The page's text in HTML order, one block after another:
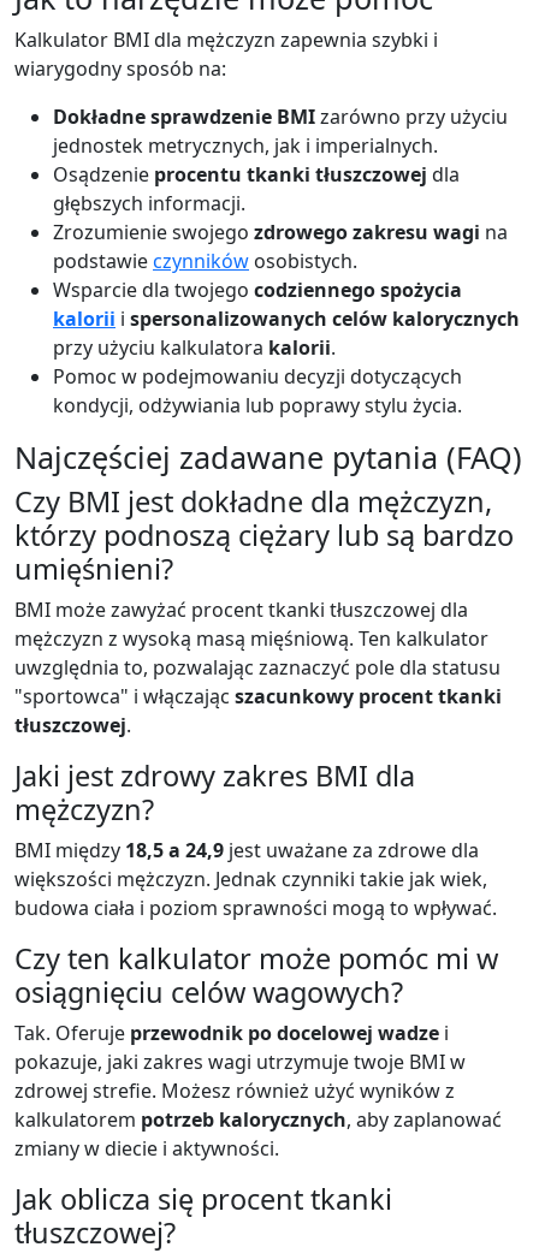
Kalkulator BMI dla mężczyzn zapewnia szybki i
wiarygodny sposób na:
Dokładne sprawdzenie BMIzarówno przy użyciu
jednostek metrycznych, jak i imperialnych.
Osądzenie procentu tkanki tłuszczowej dla
głębszych informacji.
Zrozumienie swojego zdrowego zakresu wagi na
podstawieczynników osobistych.
Wsparcie dla twojego codziennego spożycia
kalorii i spersonalizowanych celów kalorycznych
przy użyciu kalkulatora kalorii.
Pomoc w podejmowaniu decyzji dotyczących
kondycji, odżywiania lub poprawy stylu życia.
Najczęściej zadawane pytania (FAQ)
Czy BMI jest dokładne dla mężczyzn,
którzy podnoszą ciężary lub są bardzo
umięśnieni?
BMI może zawyżać procent tkanki tłuszczowej dla
mężczyzn z wysoką masą mięśniową. Ten kalkulator
uwzględnia to, pozwalając zaznaczyć pole dla statusu
"sportowca" i włączając szacunkowy procent tkanki
tłuszczowej.
Jaki jest zdrowy zakres BMI dla
mężczyzn?
BMI między 18,5 a 24,9 jest uważane za zdrowe dla
większości mężczyzn. Jednak czynniki takie jak wiek,
budowa ciała i poziom sprawności mogą to wpływać.
Czy ten kalkulator może pomóc mi w
osiągnięciu celów wagowych?
Tak. Oferuje przewodnik po docelowej wadze i
pokazuje, jaki zakres wagi utrzymuje twoje BMI w
zdrowej strefie. Możesz również użyć wyników z
kalkulatorem potrzeb kalorycznych, aby zaplanować
zmiany w diecie i aktywności.
Jak oblicza się procent tkanki
tłuszczowej?